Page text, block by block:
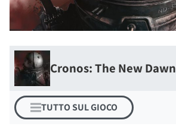
Cronos: The New Dawn
TUTTO SUL GIOCO